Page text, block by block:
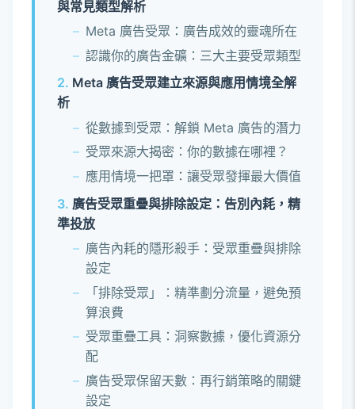
與常見類型解析
Meta 廣告受眾：廣告成效的靈魂所在
認識你的廣告金礦：三大主要受眾類型
Meta 廣告受眾建立來源與應用情境全解
析
從數據到受眾：解鎖 Meta 廣告的潛力
受眾來源大揭密：你的數據在哪裡？
應用情境一把罩：讓受眾發揮最大價值
廣告受眾重疊與排除設定：告別內耗，精
準投放
廣告內耗的隱形殺手：受眾重疊與排除
設定
「排除受眾」：精準劃分流量，避免預
算浪費
受眾重疊工具：洞察數據，優化資源分
配
廣告受眾保留天數：再行銷策略的關鍵
設定